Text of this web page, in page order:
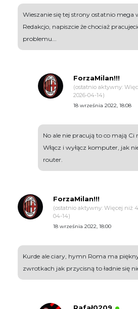
Wieszanie się tej strony ostatnio mega
Redakcjo, napiszcie że chociaż
problemu...
ForzaMilan!!!
(ostatnio aktywny:
2026-04-14)
18 września 2022, 18:08
No ale nie pracują to co mają Ci
Włącz i wyłącz komputer, jak
router.
ForzaMilan!!!
(ostatnio aktywny: Więcej niż
04-14)
18 września 2022, 18:00
Kurde ale ciary, hymn Roma ma
zwrotkach jak przycisną to ładnie się